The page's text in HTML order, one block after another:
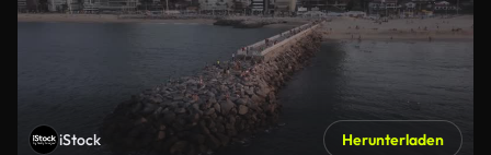
iStock Herunterladen